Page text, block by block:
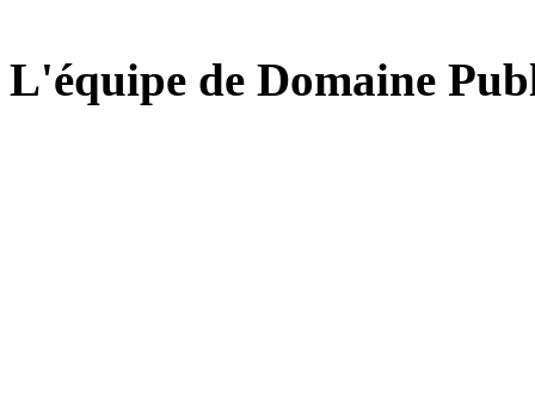
L'équipe de Domaine